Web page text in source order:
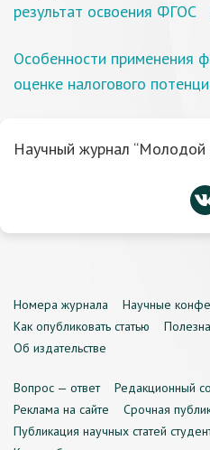
результат освоения ФГОС
Особенности применения
оценке налогового
Научный журнал “Молодой
Номера журнала Научные
Как опубликовать статью
Об издательстве
Вопрос — ответ Редакционный
Реклама на сайте
Срочная
Публикация научных статей